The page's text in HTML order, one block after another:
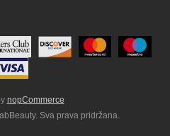
nopCommerce
Sva prava pridržana.